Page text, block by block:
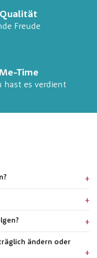
Freude
Time
hast es verdient
ändern oder